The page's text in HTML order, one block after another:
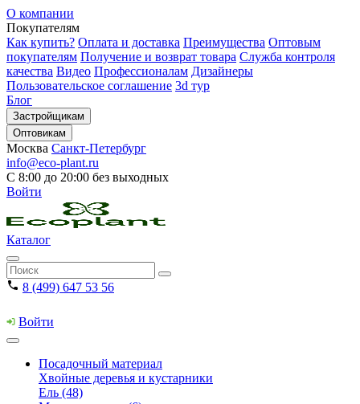
О компании
Покупателям
Как купить? Оплата и доставка Преимущества Оптовым
покупателям Получение и возврат товара Служба контроля
качества Видео Профессионалам Дизайнеры
Пользовательское соглашение 3d тур
Блог
Застройщикам
Оптовикам
Москва Санкт-Петербург
info@eco-plant.ru
С 8:00 до 20:00 без выходных
Войти
Каталог
8 (499) 647 53 56
Войти
Посадочный материал
Хвойные деревья и кустарники
Ель (48)